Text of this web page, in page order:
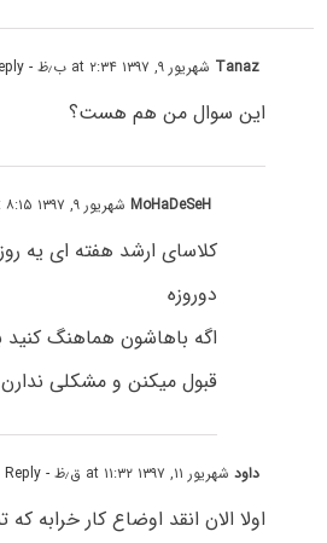
Tanaz شهریور ۹, ۱۳۹۷ at ۲:۳۴ ب٫ظ - Reply
این سوال من هم هست؟
MoHaDeSeHشهریور ۹, ۱۳۹۷ at ۸:۱۵ ب٫ظ
کلاسای ارشد هفته ای یه
دوروزه
اگه باهاشون هماهنگ کنید
قبول میکنن و مشکلی ندارن
داودشهریور ۱۱, ۱۳۹۷ at ۱۱:۳۲ ق٫ظ - Reply
اولا الان انقد اوضاع کار خرابه که